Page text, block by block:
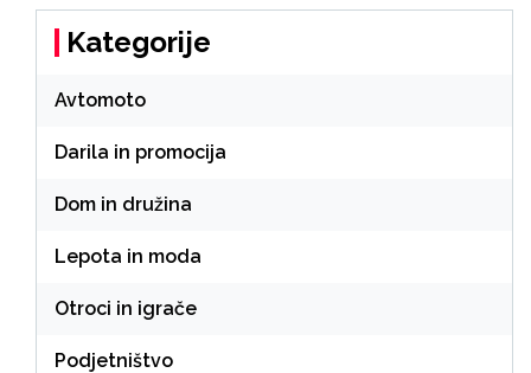
Kategorije
Avtomoto
Darila in promocija
Dom in družina
Lepota in moda
Otroci in igrače
Podjetništvo